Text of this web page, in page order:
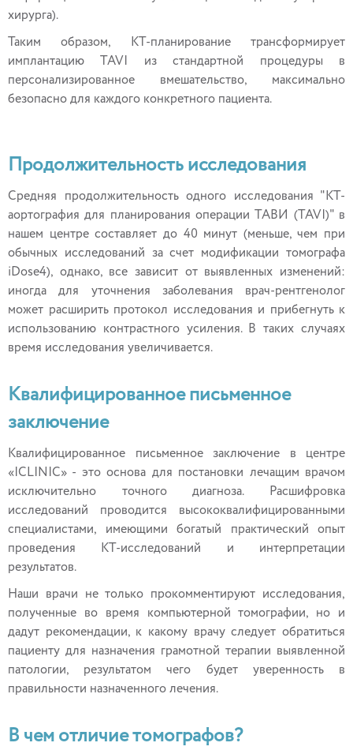
хирурга).
Таким образом, КТ-планирование трансформирует
имплантацию TAVI из стандартной процедуры в
персонализированное вмешательство, максимально
безопасно для каждого конкретного пациента.
Продолжительность исследования
Средняя продолжительность одного исследования "КТ-
аортография для планирования операции ТАВИ (TAVI)" в
нашем центре составляет до 40 минут (меньше, чем при
обычных исследований за счет модификации томографа
iDose4), однако, все зависит от выявленных изменений:
иногда для уточнения заболевания врач-рентгенолог
может расширить протокол исследования и прибегнуть к
использованию контрастного усиления. В таких случаях
время исследования увеличивается.
Квалифицированное письменное
заключение
Квалифицированное письменное заключение в центре
«ICLINIC» - это основа для постановки лечащим врачом
исключительно точного диагноза. Расшифровка
исследований проводится высококвалифицированными
специалистами, имеющими богатый практический опыт
проведения КТ-исследований и интерпретации
результатов.
Наши врачи не только прокомментируют исследования,
полученные во время компьютерной томографии, но и
дадут рекомендации, к какому врачу следует обратиться
пациенту для назначения грамотной терапии выявленной
патологии, результатом чего будет уверенность в
правильности назначенного лечения.
В чем отличие томографов?